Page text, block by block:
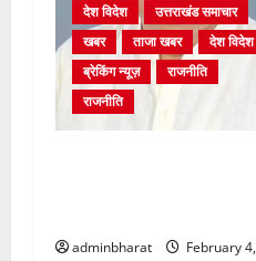
देश विदेश
उत्तराखंड समाचार
खबर
ताजा खबर
देश विदेश
ब्रेकिंग न्यूज़
राजनीति
राजनीति
adminbharat
February 4,